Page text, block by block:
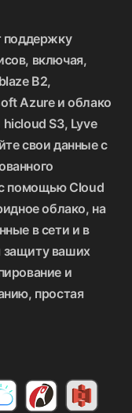
поддержку
включая,
B2,
Azure и облако
S3, Lyve
свои данные с
с помощью Cloud
облако, на
в сети и в
защиту ваших
и
простая